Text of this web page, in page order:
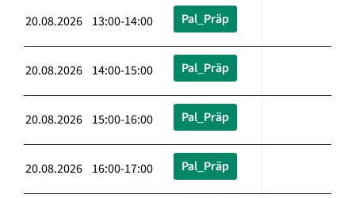
20.08.2026 13:00-14:00 Pal_Präp
20.08.2026 14:00-15:00 Pal_Präp
20.08.2026 15:00-16:00 Pal_Präp
20.08.2026 16:00-17:00 Pal_Präp